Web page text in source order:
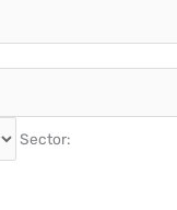
Sector: